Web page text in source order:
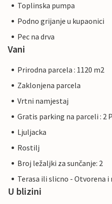
Toplinska pumpa
Podno grijanje u kupaonici
Pec na drva
Vani
Prirodna parcela : 1120 m2
Zaklonjena parcela
Vrtni namjestaj
Gratis parking na parceli : 2
Ljuljacka
Rostilj
Broj ležaljki za sunčanje: 2
Terasa ili slicno - Otvorena
U blizini